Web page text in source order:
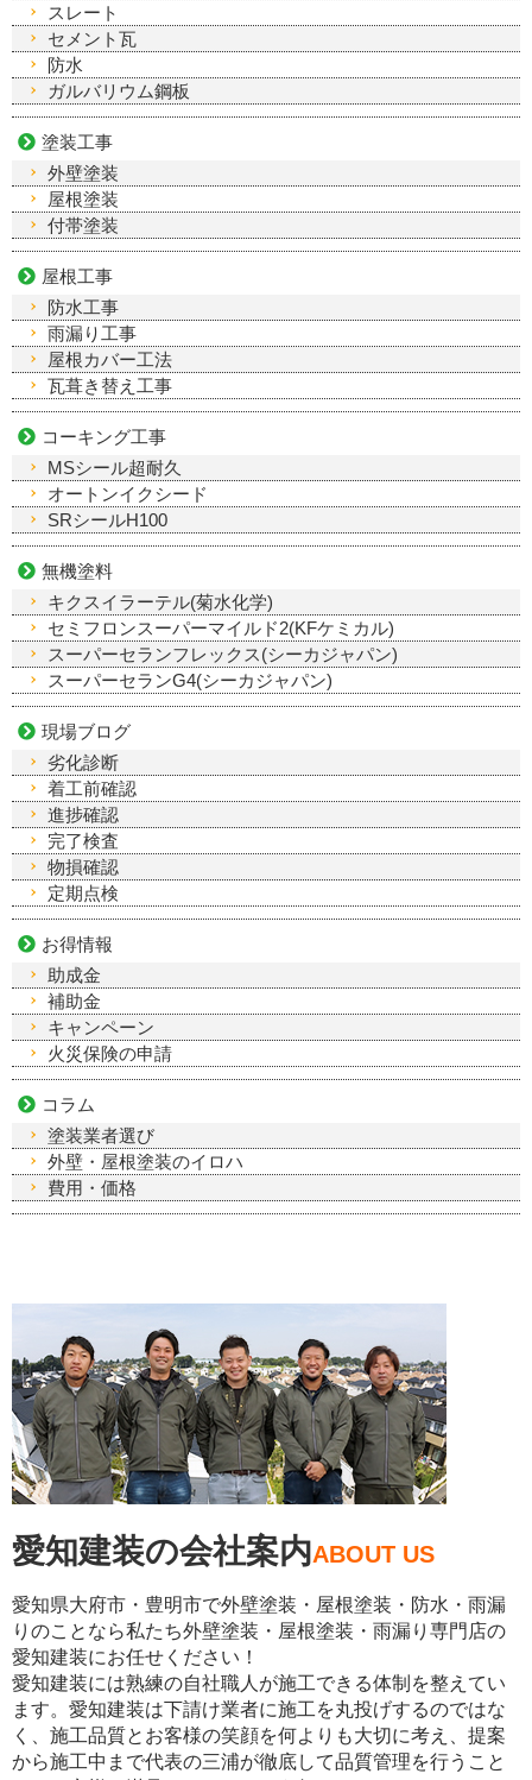
スレート
セメント瓦
防水
ガルバリウム鋼板
塗装工事
外壁塗装
屋根塗装
付帯塗装
屋根工事
防水工事
雨漏り工事
屋根カバー工法
瓦葺き替え工事
コーキング工事
MSシール超耐久
オートンイクシード
SRシールH100
無機塗料
キクスイラーテル(菊水化学)
セミフロンスーパーマイルド2(KFケミカル)
スーパーセランフレックス(シーカジャパン)
スーパーセランG4(シーカジャパン)
現場ブログ
劣化診断
着工前確認
進捗確認
完了検査
物損確認
定期点検
お得情報
助成金
補助金
キャンペーン
火災保険の申請
コラム
塗装業者選び
外壁・屋根塗装のイロハ
費用・価格
愛知建装の会社案内ABOUT US
愛知県大府市・豊明市で外壁塗装・屋根塗装・防水・雨漏
りのことなら私たち外壁塗装・屋根塗装・雨漏り専門店の
愛知建装にお任せください！
愛知建装には熟練の自社職人が施工できる体制を整えてい
ます。愛知建装は下請け業者に施工を丸投げするのではな
く、施工品質とお客様の笑顔を何よりも大切に考え、提案
から施工中まで代表の三浦が徹底して品質管理を行うこと